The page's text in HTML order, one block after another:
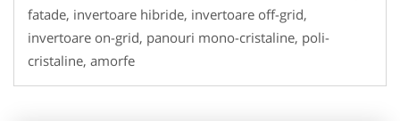
fatade, invertoare hibride, invertoare off-grid,
invertoare on-grid, panouri mono-cristaline, poli-
cristaline, amorfe